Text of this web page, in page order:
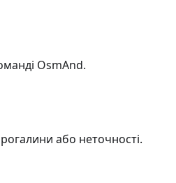
OsmAnd.
або неточності.